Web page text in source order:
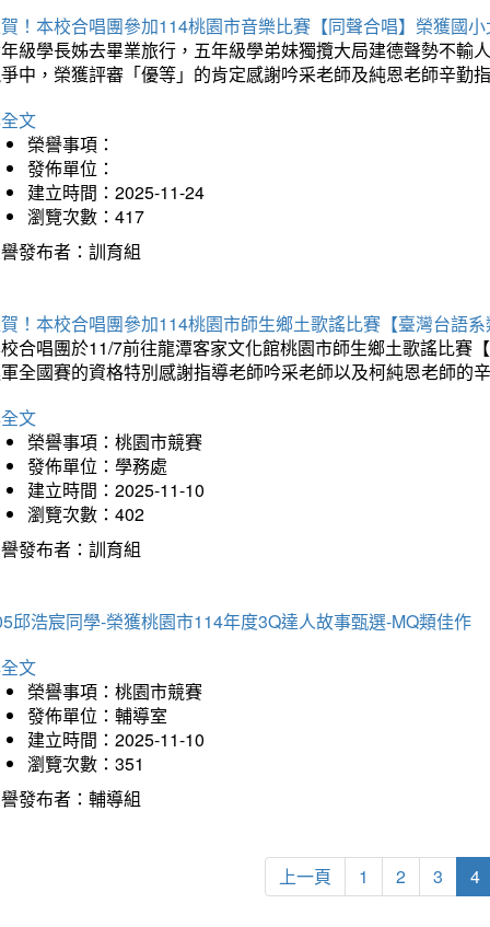
！本校合唱團參加114桃園市音樂比賽【同聲合唱】榮獲國
級學長姊去畢業旅行，五年級學弟妹獨攬大局建德聲勢不輸
中，榮獲評審「優等」的肯定感謝吟采老師及純恩老師辛勤
文
榮譽事項：
發佈單位：
建立時間：2025-11-24
瀏覽次數：417
發布者：訓育組
！本校合唱團參加114桃園市師生鄉土歌謠比賽【臺灣台語
合唱團於11/7前往龍潭客家文化館桃園市師生鄉土歌謠比賽
全國賽的資格特別感謝指導老師吟采老師以及柯純恩老師的
文
榮譽事項：桃園市競賽
發佈單位：學務處
建立時間：2025-11-10
瀏覽次數：402
發布者：訓育組
邱浩宸同學-榮獲桃園市114年度3Q達人故事甄選-MQ類佳作
文
榮譽事項：桃園市競賽
發佈單位：輔導室
建立時間：2025-11-10
瀏覽次數：351
發布者：輔導組
上一頁 1 2 3 4